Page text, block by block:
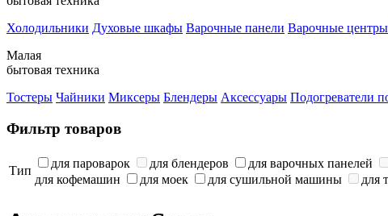
Холодильники Духовые шкафы Варочные панели Варочные центры
Малая
бытовая техника
Тостеры Чайники Миксеры Блендеры Аксессуары Подогреватели
Фильтр товаров
Тип
для пароварок для блендеров для варочных панелей
для кофемашин
для моек для сушильной машины для